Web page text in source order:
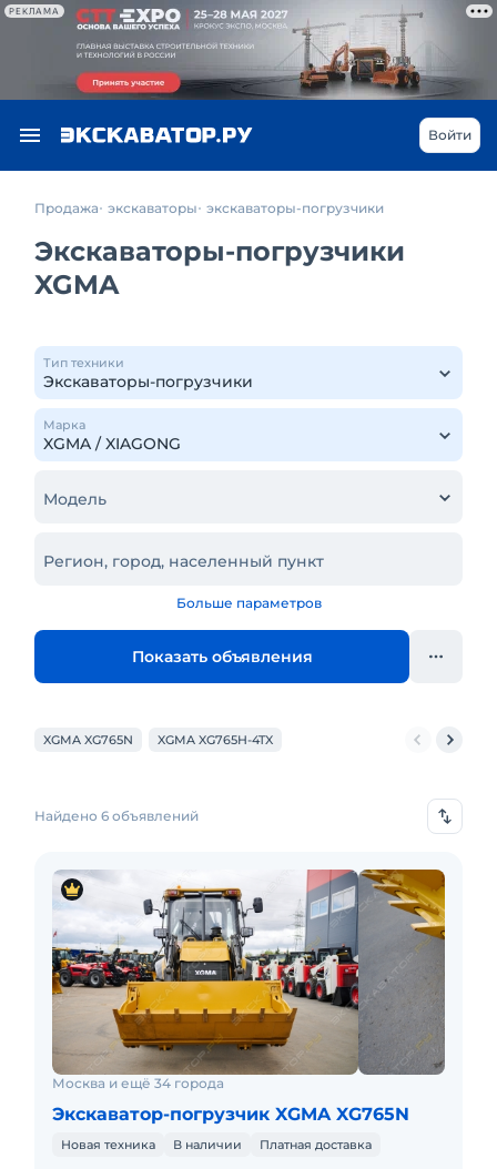
РЕКЛАМА
Войти
Продажа экскаваторы экскаваторы-погрузчики
Экскаваторы-погрузчики
XGMA
Тип техники
Марка
Модель
Регион, город, населенный пункт
Больше параметров
Показать объявления
XGMA XG765N XGMA XG765H-4TX
Найдено 6 объявлений
Москва и ещё 34 города
Экскаватор-погрузчик XGMA XG765N
Новая техника В наличии Платная доставка